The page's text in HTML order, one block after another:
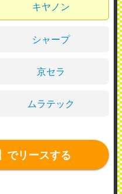
キヤノン
シャープ
京セラ
ムラテック
でリースする